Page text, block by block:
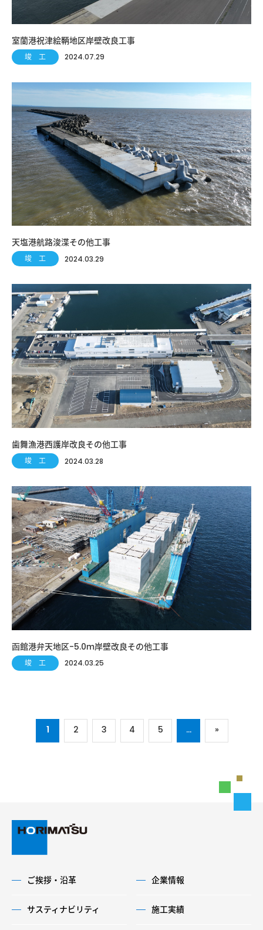
室蘭港祝津絵鞆地区岸壁改良工事
竣 工 2024.07.29
天塩港航路浚渫その他工事
竣 工 2024.03.29
歯舞漁港西護岸改良その他工事
竣 工 2024.03.28
函館港弁天地区-5.0ｍ岸壁改良その他工事
竣 工 2024.03.25
2 3 4 5 ... »
ご挨拶・沿革 企業情報
サスティナビリティ 施工実績